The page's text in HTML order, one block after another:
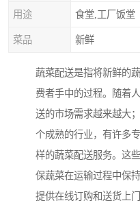
用途 食堂,工厂饭堂
菜品 新鲜
蔬菜配送是指将新鲜的
费者手中的过程。随着
送的市场需求越来越大
个成熟的行业，有许多
样的蔬菜配送服务。这
保蔬菜在运输过程中保
提供在线订购和送货上